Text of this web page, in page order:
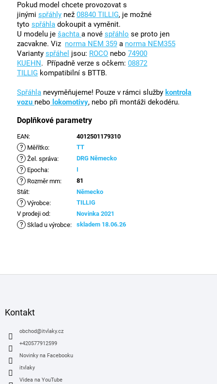
Pokud model chcete provozovat s
jinými spřáhly než 08840 TILLIG, je možné
tyto spřáhla dokoupit a vyměnit.
U modelu je šachta a nové spřáhlo se proto jen
zacvakne. Viz norma NEM 359 a norma NEM355
Varianty spřáhel jsou: ROCO nebo 74900
KUEHN . Případně verze s očkem: 08872
TILLIG kompatibilní s BTTB.
Spřáhla nevyměňujeme! Pouze v rámci služby kontrola
vozu nebo lokomotivy, nebo při montáži dekodéru.
Doplňkové parametry
EAN: 4012501179310
? Měřítko: TT
? Žel. správa: DRG Německo
? Epocha: I
? Rozměr mm:
81
Stát: Německo
? Výrobce:
TILLIG
V prodeji od: Novinka 2021
? Sklad u výrobce: skladem 18.06.26
Kontakt
obchod@itvlaky.cz
+420577912599
Novinky na Facebooku
itvlaky
Videa na YouTube